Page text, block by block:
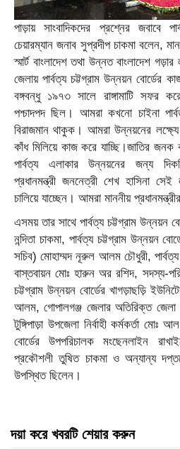
পাড়ায় সাংবাদিকদের প্রশ্নের জবাবে
চেয়ারম্যান জনাব সুপ্রদীপ চাকমা বলেন,
স্মার্ট বাংলাদেশ তথা উন্নত বাংলাদেশ
জেলায় পার্বত্য চট্টগ্রাম উন্নয়ন বোর্ডের
বঙ্গবন্ধু ১৯৭৩ সালে রাঙ্গামাটি সফর
পশ্চাদপদ ছিল। আমরা কখনো চাইনা
বিরাজমান থাকুক। আমরা উন্নয়নের
কাঁধ মিলিয়ে কাজ করে যাচ্ছি।জাতির জনক
পার্বত্য এলাকার উন্নয়নের জন্য
প্রধানমন্ত্রী জননেত্রী শেখ হাসিনা
চালিয়ে যাচ্ছেন। আমরা মাননীয়
এসময় তার সাথে পার্বত্য চট্টগ্রাম উন্নয়ন
নন্দিতা চাকমা, পার্বত্য চট্টগ্রাম উন্নয়ন
সচিব) মোহাম্মদ নূরুল আলম চৌধুরী,
বাস্তবায়ন মোঃ হারুন অর রশিদ, সদস্য-
চট্টগ্রাম উন্নয়ন বোর্ডের খাগড়াছড়ি
আলম, গোপালগঞ্জ জেলার অতিরিক্ত
টুঙ্গিপাড়া উপজেলা নির্বাহী কর্মকর্তা মোঃ
বোর্ডের উপপরিচালক মংছেনলাইন
প্রকৌশলী তুষিত চাকমা ও অন্যান্য
উপস্থিত ছিলেন।
দয়া করে খবরটি শেয়ার করুন